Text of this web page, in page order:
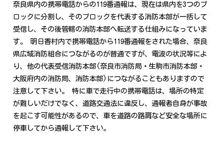
奈良県内の携帯電話からの119番通報は、現在は県内を3つのブ
ロックに分割し、そのブロックを代表する消防本部が一括して
受信し、その後管轄の消防本部へ転送する仕組みになっていま
す。 明日香村内で携帯電話から119番通報をされた場合、奈良
県広域消防組合につながるのが普通ですが、電波の状況等によ
り、他の代表受信消防本部(奈良市消防局・生駒市消防本部・
大阪府内の消防局、消防本部)につながることもありますので
注意して下さい。 特に車で走行中の携帯電話は、場所の特定
が難しいだけでなく、道路交通法に違反し、通報者自身が事故
を起こす可能性があるので、車を道路の路肩など安全な場所に
停車してから通報して下さい。